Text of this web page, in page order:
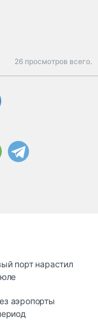
26 просмотров всего.
порт нарастил
аэропорты